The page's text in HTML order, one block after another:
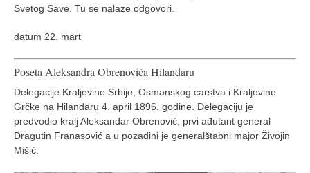
Svetog Save. Tu se nalaze odgovori.
datum 22. mart
Poseta Aleksandra Obrenovića Hilandaru
Delegacije Kraljevine Srbije, Osmanskog carstva i Kraljevine
Grčke na Hilandaru 4. april 1896. godine. Delegaciju je
predvodio kralj Aleksandar Obrenović, prvi ađutant general
Dragutin Franasović a u pozadini je generalštabni major Živojin
Mišić.